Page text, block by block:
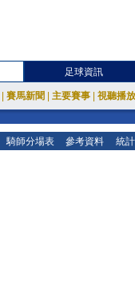
足球資訊
賽馬新聞 主要賽事 視聽播
騎師分場表 參考資料 統